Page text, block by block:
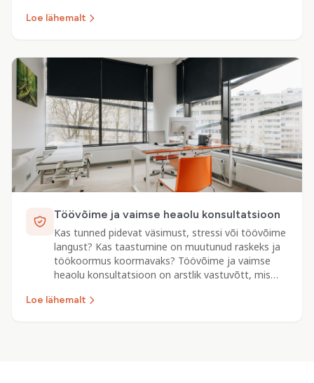
Loe lähemalt
Töövõime ja vaimse heaolu konsultatsioon
Kas tunned pidevat väsimust, stressi või töövõime
langust? Kas taastumine on muutunud raskeks ja
töökoormus koormavaks? Töövõime ja vaimse
heaolu konsultatsioon on arstlik vastuvõtt, mis…
Loe lähemalt